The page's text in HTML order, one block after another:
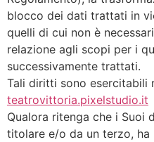
blocco dei dati trattati in
quelli di cui non è
relazione agli scopi per i
successivamente trattati.
Tali diritti sono esercitabili
teatrovittoria.pixelstudio.it
Qualora ritenga che i
titolare e/o da un terzo,